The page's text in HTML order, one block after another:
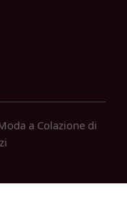
a Colazione di